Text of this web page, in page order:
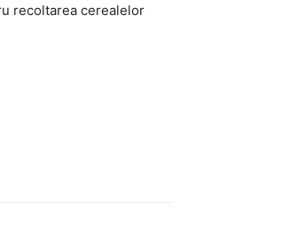
recoltarea cerealelor